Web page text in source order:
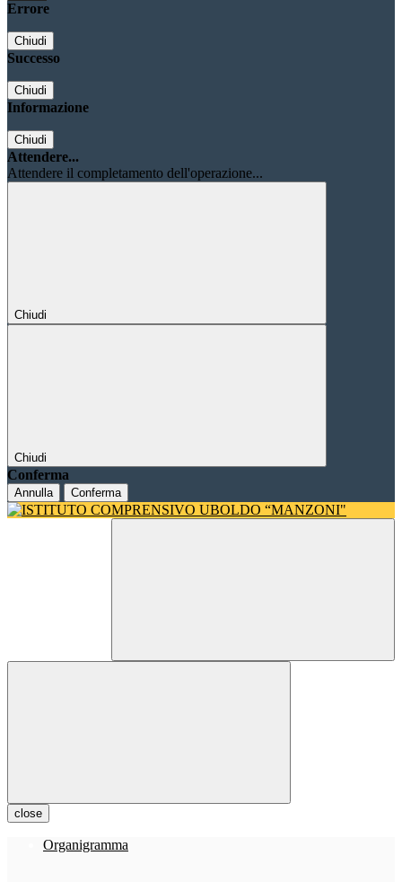
Errore
Chiudi
Successo
Chiudi
Informazione
Chiudi
Attendere...
Attendere il completamento dell'operazione...
Chiudi
Chiudi
Conferma
Annulla Conferma
close
Organigramma